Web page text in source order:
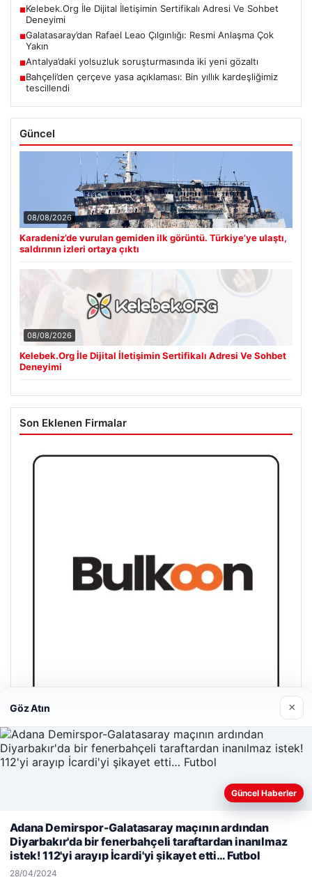
■Kelebek.Org İle Dijital İletişimin Sertifikalı Adresi Ve Sohbet
Deneyimi
■Galatasaray’dan Rafael Leao Çılgınlığı: Resmi Anlaşma Çok
Yakın
■Antalya’daki yolsuzluk soruşturmasında iki yeni gözaltı
■Bahçeli’den çerçeve yasa açıklaması: Bin yıllık kardeşliğimiz
tescillendi
Güncel
08/08/2026
Karadeniz’de vurulan gemiden ilk görüntü. Türkiye’ye ulaştı,
saldırının izleri ortaya çıktı
08/08/2026
Kelebek.Org İle Dijital İletişimin Sertifikalı Adresi Ve Sohbet
Deneyimi
Son Eklenen Firmalar
Bulkoon Toptan Ayakkabı
03/05/2026
© 2026 Gezegen Haber – Güncel Haberler
deneyiminizi kişiselleştirmek ve geliştirmek amacıyla çerezler
kullanıyoruz.Çerez Politikamız
Kabul Et
Göz Atın ×
Güncel Haberler
Adana Demirspor-Galatasaray maçının ardından
Diyarbakır'da bir fenerbahçeli taraftardan inanılmaz
istek! 112'yi arayıp İcardi'yi şikayet etti… Futbol
28/04/2024